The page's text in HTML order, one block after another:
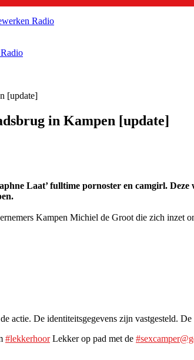
Radio
Radio
[update]
in Kampen [update]
Laat’ fulltime pornoster en camgirl.
Kampen Michiel de Groot die zich inzet
actie. De identiteitsgegevens zijn vastgesteld.
#lekkerhoorLekker op pad met de #sexcamper